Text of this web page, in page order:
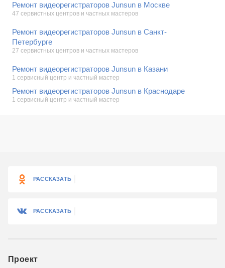
Ремонт видеорегистраторов Junsun в Москве
47 сервистных центров и частных мастеров
Ремонт видеорегистраторов Junsun в Санкт-
Петербурге
27 сервистных центров и частных мастеров
Ремонт видеорегистраторов Junsun в Казани
1 сервисный центр и частный мастер
Ремонт видеорегистраторов Junsun в Краснодаре
1 сервисный центр и частный мастер
РАССКАЗАТЬ
РАССКАЗАТЬ
Проект